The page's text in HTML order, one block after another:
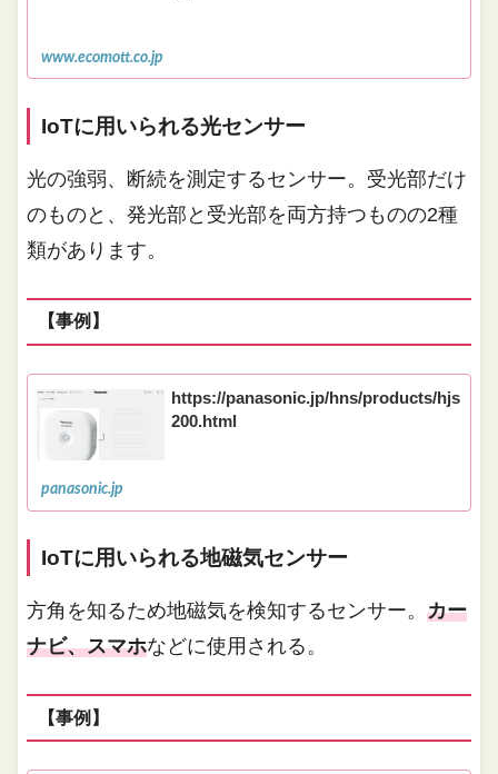
www.ecomott.co.jp
IoTに用いられる光センサー
光の強弱、断続を測定するセンサー。受光部だけ
のものと、発光部と受光部を両方持つものの2種
類があります。
【事例】
https://panasonic.jp/hns/products/hjs
200.html
panasonic.jp
IoTに用いられる地磁気センサー
方角を知るため地磁気を検知するセンサー。カー
ナビ、スマホなどに使用される。
【事例】